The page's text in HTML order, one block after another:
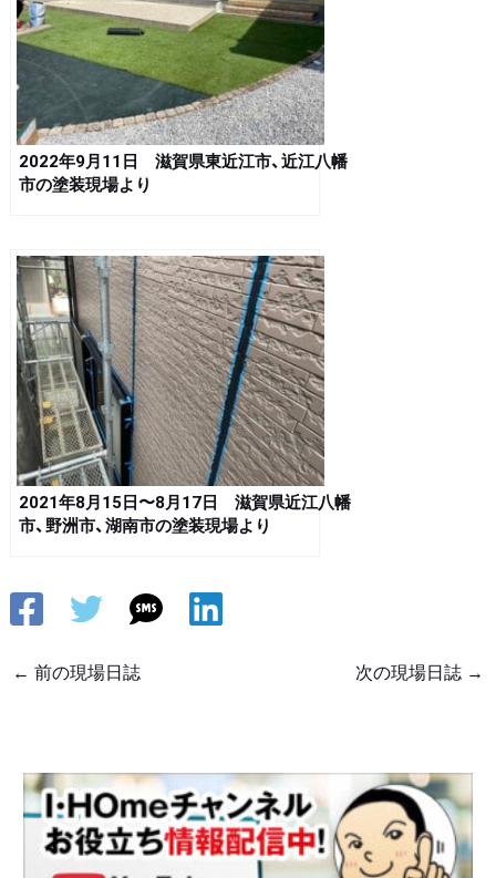
2022年9月11日 滋賀県東近江市、近江八幡
市の塗装現場より
2021年8月15日〜8月17日 滋賀県近江八幡
市、野洲市、湖南市の塗装現場より
← 前の現場日誌 次の現場日誌 →